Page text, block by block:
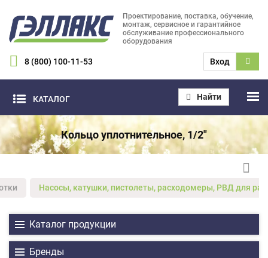
Проектирование, поставка, обучение,
монтаж, сервисное и гарантийное
обслуживание профессионального
оборудования
8 (800) 100-11-53 Вход
КАТАЛОГ Найти
Кольцо уплотнительное, 1/2"
Насосы, катушки, пистолеты, расходомеры, РВД для
Каталог продукции
Бренды